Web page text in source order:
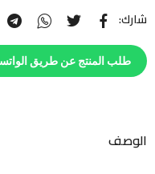
شارك:
طلب المنتج عن طريق
الوصف